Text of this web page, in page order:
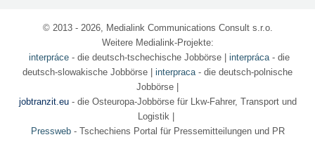
© 2013 - 2026, Medialink Communications Consult s.r.o.
Weitere Medialink-Projekte:
interpráce- die deutsch-tschechische Jobbörse| interpráca- die
deutsch-slowakische Jobbörse | interpraca- die deutsch-polnische
Jobbörse |
jobtranzit.eu- die Osteuropa-Jobbörse für Lkw-Fahrer, Transport und
Logistik |
Pressweb- Tschechiens Portal für Pressemitteilungen und PR